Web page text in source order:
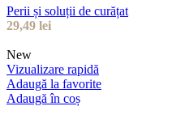
Perii și soluții de curățat
29,49 lei
New
Vizualizare rapidă
Adaugă la favorite
Adaugă în coș